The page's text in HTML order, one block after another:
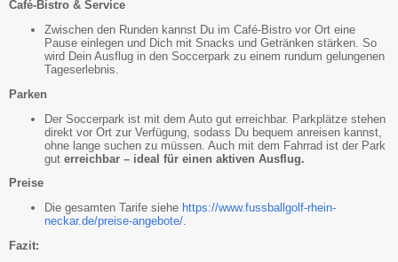
Café-Bistro & Service
Zwischen den Runden kannst Du im Café-Bistro vor Ort eine
Pause einlegen und Dich mit Snacks und Getränken stärken. So
wird Dein Ausflug in den Soccerpark zu einem rundum gelungenen
Tageserlebnis.
Parken
Der Soccerpark ist mit dem Auto gut erreichbar. Parkplätze stehen
direkt vor Ort zur Verfügung, sodass Du bequem anreisen kannst,
ohne lange suchen zu müssen. Auch mit dem Fahrrad ist der Park
gut erreichbar – ideal für einen aktiven Ausflug.
Preise
Die gesamten Tarife siehe https://www.fussballgolf-rhein-
neckar.de/preise-angebote/.
Fazit: